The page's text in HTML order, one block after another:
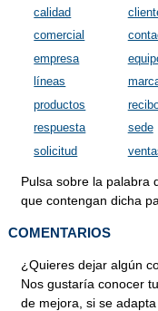
calidad
comercial
empresa
líneas
productos
respuesta
sede
solicitud
Pulsa sobre la palabra
que contengan dicha
COMENTARIOS
¿Quieres dejar algún
Nos gustaría conocer
de mejora, si se